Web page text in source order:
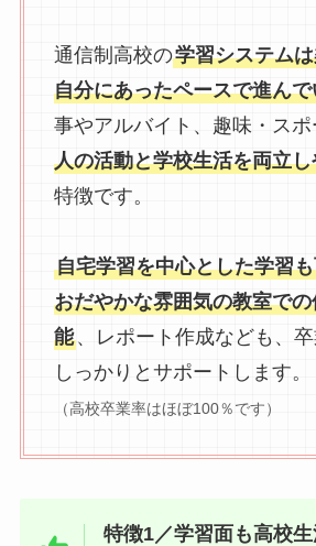
通信制高校の学習システム
自分にあったペースで進ん
事やアルバイト、趣味・ス
人の活動と学校生活を両立
特徴です。
自宅学習を中心とした学習
おだやかな雰囲気の教室で
能、レポート作成なども、
しっかりとサポートします。
（高校卒業率はほぼ100％です）
特徴1／学習面も高校